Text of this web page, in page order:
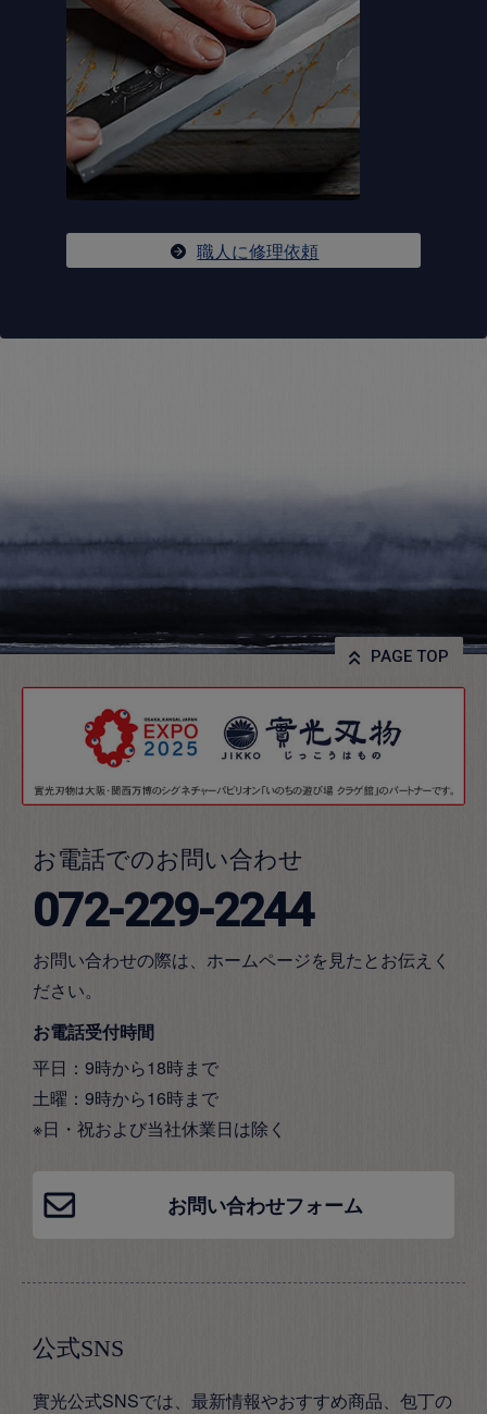
職人に修理依頼
PAGE TOP
お電話でのお問い合わせ
072-229-2244
お問い合わせの際は、ホームページを見たとお伝えく
ださい。
お電話受付時間
平日：9時から18時まで
土曜：9時から16時まで
※日・祝および当社休業日は除く
お問い合わせフォーム
公式SNS
實光公式SNSでは、最新情報やおすすめ商品、包丁の